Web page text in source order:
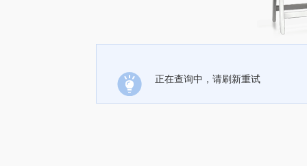
正在查询中，请刷新重试